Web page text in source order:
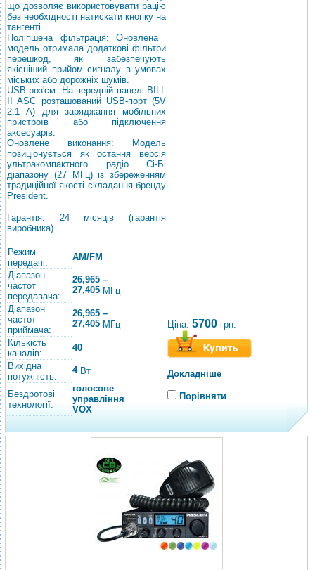
що дозволяє використовувати рацію
без необхідності натискати кнопку на
тангенті.
Поліпшена фільтрація: Оновлена ​​
модель отримала додаткові фільтри
перешкод, які забезпечують
якісніший прийом сигналу в умовах
міських або дорожніх шумів.
USB-роз'єм: На передній панелі BILL
II ASC розташований USB-порт (5V
2.1 A) для заряджання мобільних
пристроїв або підключення
аксесуарів.
Оновлене виконання: Модель
позиціонується як остання версія
ультракомпактного радіо Сі-Бі
діапазону (27 МГц) із збереженням
традиційної якості складання бренду
President.
Гарантія: 24 місяців (гарантія
виробника)
Режим
передачі:
AM/FM
Діапазон
частот
передавача:
26,965 –
27,405 МГц
Діапазон
частот
приймача:
26,965 –
27,405 МГц
Кількість
каналів:
40
Вихідна
потужність:
4Вт
Бездротові
технології:
голосове
управління
VOX
Ціна: 5700 грн.
Докладніше
Порівняти